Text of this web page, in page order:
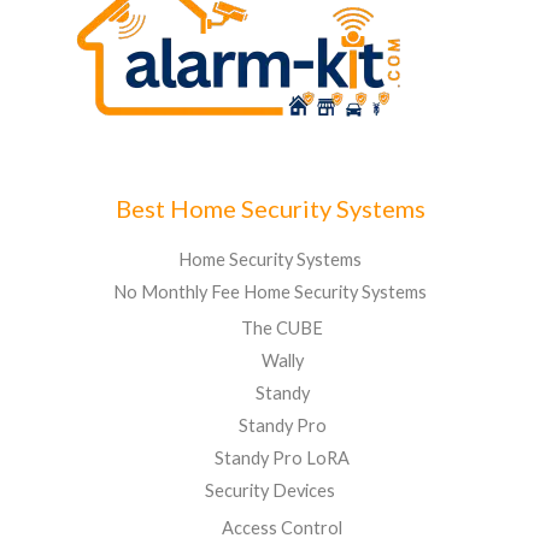
Best Home Security Systems
Home Security Systems
No Monthly Fee Home Security Systems
The CUBE
Wally
Standy
Standy Pro
Standy Pro LoRA
Security Devices
Access Control